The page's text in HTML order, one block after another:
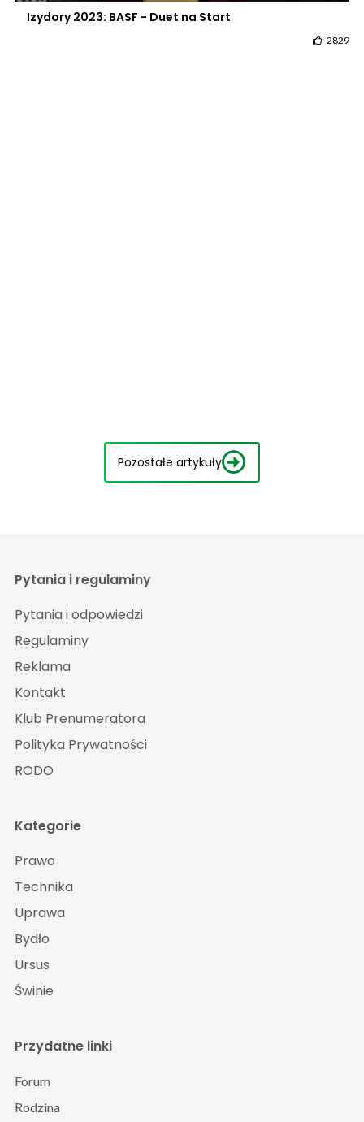
Izydory 2023: BASF - Duet na Start
2829
Pozostałe artykuły
Pytania i regulaminy
Pytania i odpowiedzi
Regulaminy
Reklama
Kontakt
Klub Prenumeratora
Polityka Prywatności
RODO
Kategorie
Prawo
Technika
Uprawa
Bydło
Ursus
Świnie
Przydatne linki
Forum
Rodzina